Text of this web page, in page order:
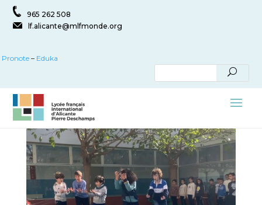
965 262 508
lf.alicante@mlfmonde.org
Pronote – Eduka